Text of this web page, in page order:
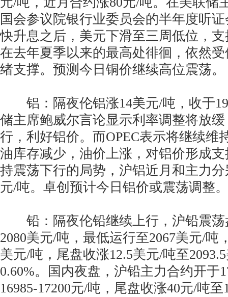
国会参议院银行业委员会的半年度听
快升息之后，美元下滑至三周低位，
在去年夏季以来的最高处徘徊，依然
绪支撑。预测今日铜价继续高位震荡。
铝：隔夜伦铝涨14美元/吨，收于
储主席鲍威尔言论显示利率调整将放
行，利好铝价。而OPEC表示将继续维
油库存减少，油价上涨，对铝价形成
持震荡下行的局势，沪铝近月和主力
元/吨。卓创预计今日铝价或震荡调整。
铅：隔夜伦铅继续上行，沪铅震荡
2080美元/吨，最低运行至2067美元/吨
美元/吨，尾盘收涨12.5美元/吨至
0.60%。国内夜盘，沪铅主力合约开于
16985-17200元/吨，尾盘收涨40元/吨